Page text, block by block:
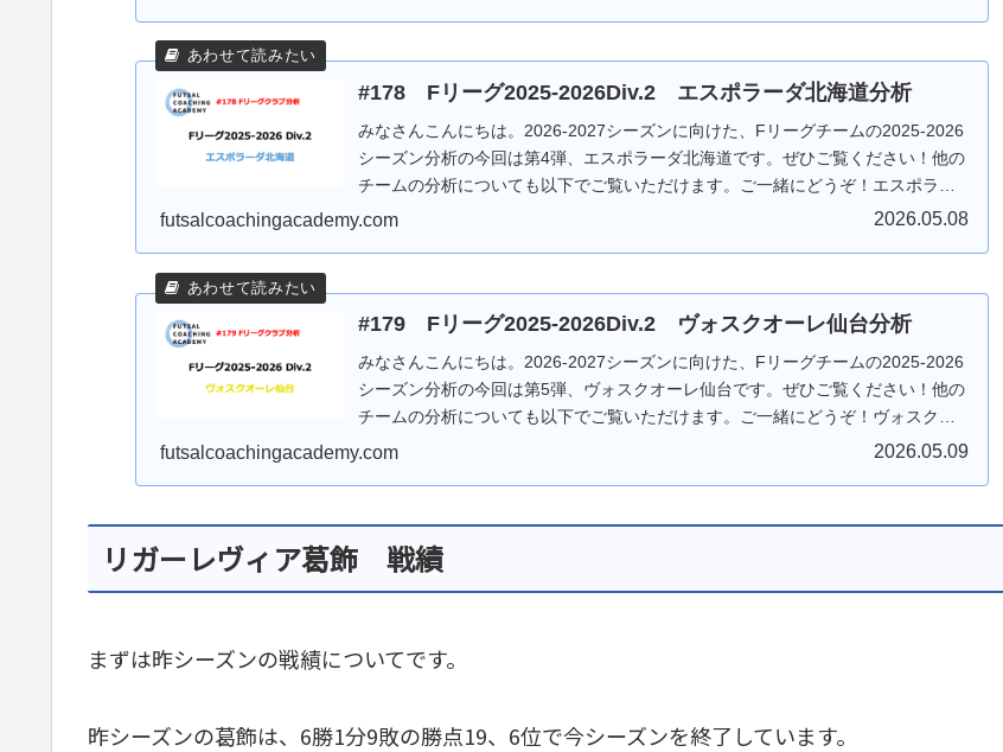
#178 Fリーグ2025-2026Div.2 エスポラーダ北海道分析
みなさんこんにちは。2026-2027シーズンに向けた、Fリーグチームの2025-2026
シーズン分析の今回は第4弾、エスポラーダ北海道です。ぜひご覧ください！他の
チームの分析についても以下でご覧いただけます。ご一緒にどうぞ！エスポラー
ダ北...
futsalcoachingacademy.com 2026.05.08
#179 Fリーグ2025-2026Div.2 ヴォスクオーレ仙台分析
みなさんこんにちは。2026-2027シーズンに向けた、Fリーグチームの2025-2026
シーズン分析の今回は第5弾、ヴォスクオーレ仙台です。ぜひご覧ください！他の
チームの分析についても以下でご覧いただけます。ご一緒にどうぞ！ヴォスクオ
ーレ...
futsalcoachingacademy.com 2026.05.09
リガーレヴィア葛飾 戦績
まずは昨シーズンの戦績についてです。
昨シーズンの葛飾は、6勝1分9敗の勝点19、6位で今シーズンを終了しています。